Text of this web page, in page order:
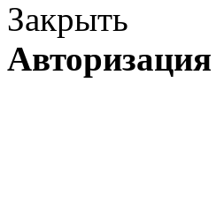
Закрыть
Авторизация